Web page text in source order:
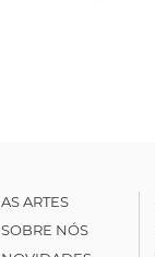
AS ARTES
SOBRE NÓS